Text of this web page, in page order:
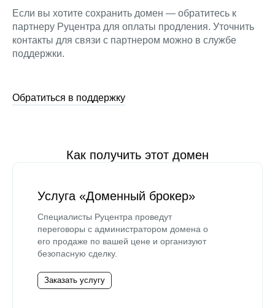
Если вы хотите сохранить домен — обратитесь к
партнеру Руцентра для оплаты продления. Уточнить
контакты для связи с партнером можно в службе
поддержки.
Обратиться в поддержку
Как получить этот домен
Услуга «Доменный брокер»
Специалисты Руцентра проведут
переговоры с администратором домена о
его продаже по вашей цене и организуют
безопасную сделку.
Заказать услугу